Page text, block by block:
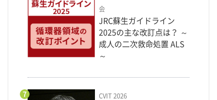
会
JRC蘇生ガイドライン
2025の主な改訂点は？ ～
成人の二次救命処置 ALS
～
7 CVIT 2026